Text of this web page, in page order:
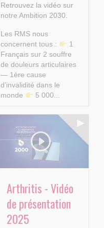
Retrouvez la vidéo sur
notre Ambition 2030.
Les RMS nous
concernent tous :
1
Français sur 2 souffre
de douleurs articulaires
— 1ère cause
d’invalidité dans le
monde
5 000...
Arthritis - Vidéo
de présentation
2025